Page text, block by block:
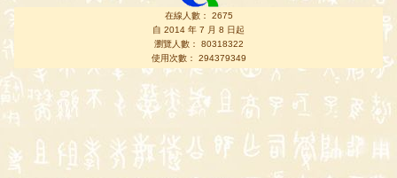
在線人數： 2675
自 2014 年 7 月 8 日起
瀏覽人數： 80318322
使用次數： 294379349